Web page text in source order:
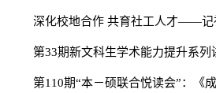
深化校地合作 共育社工人才——记
第33期新文科生学术能力提升系列
第110期“本－硕联合悦读会”：《